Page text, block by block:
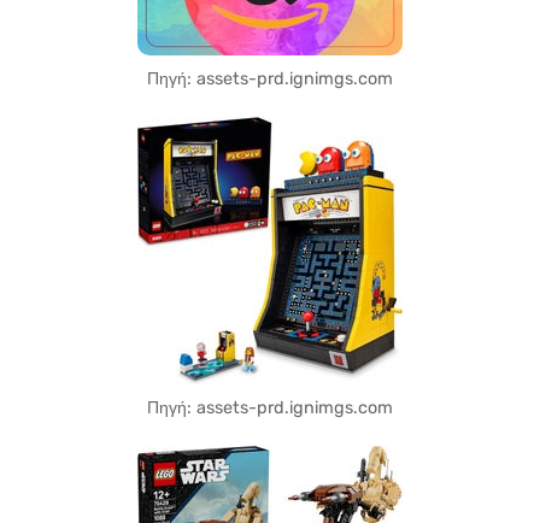
Πηγή: assets-prd.ignimgs.com
Πηγή: assets-prd.ignimgs.com